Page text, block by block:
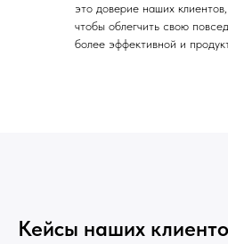
это доверие наших
чтобы облегчить свою
более эффективной и
Кейсы наших